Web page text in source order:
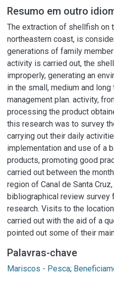
Resumo em outro
The extraction of shellfish on
northeastern coast, is
generations of family
activity is carried out, the
improperly, generating an
in the small, medium and
management plan. activity,
processing the product
this research was to survey
carrying out their daily
implementation and use of a
products, promoting good
carried out between the
region of Canal de Santa
bibliographical review survey
research. Visits to the
carried out with the aid of a
pointed out some of their
Palavras-chave
Mariscos - Pesca;